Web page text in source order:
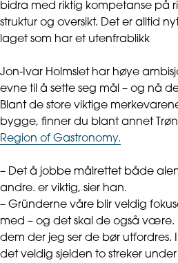
bidra med riktig kompetanse på
struktur og oversikt. Det er alltid
laget som har et utenfrablikk
Jon-Ivar Holmslet har høye
evne til å sette seg mål – og nå
Blant de store viktige
bygge, finner du blant annet
Region of Gastronomy.
– Det å jobbe målrettet både
andre. er viktig, sier han.
– Gründerne våre blir veldig
med – og det skal de også være.
dem der jeg ser de bør utfordres.
det veldig sjelden to streker